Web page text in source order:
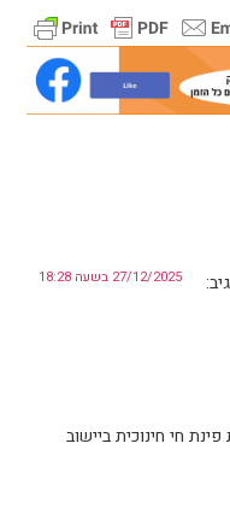
27/12/2025 בשעה 18:28
חי חינוכית ביישוב